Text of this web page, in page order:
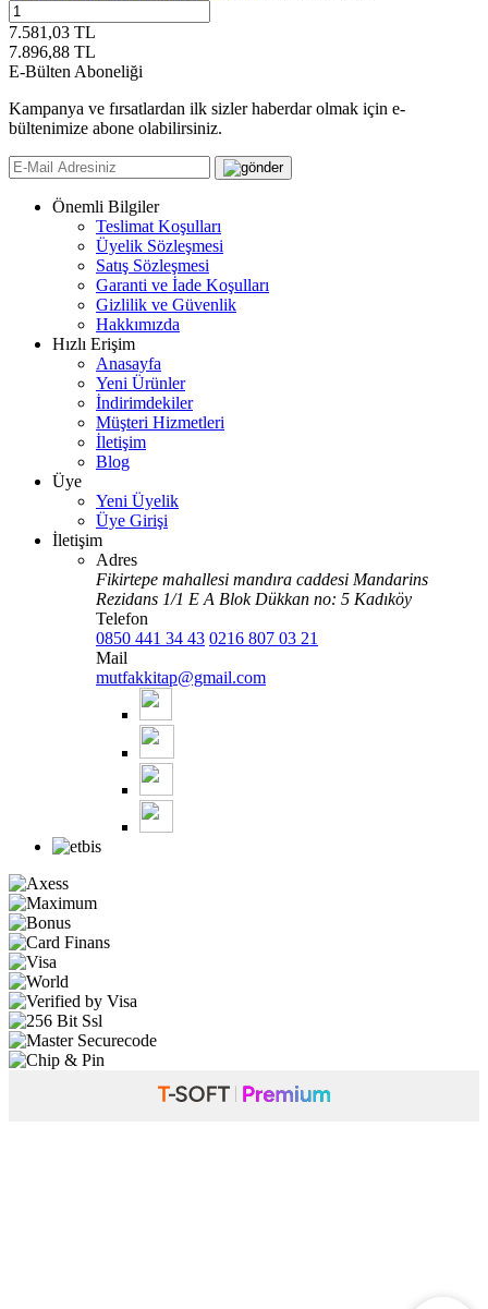
7.581,03 TL
7.896,88 TL
E-Bülten Aboneliği
Kampanya ve fırsatlardan ilk sizler haberdar olmak için e-
bültenimize abone olabilirsiniz.
Önemli Bilgiler
Teslimat Koşulları
Üyelik Sözleşmesi
Satış Sözleşmesi
Garanti ve İade Koşulları
Gizlilik ve Güvenlik
Hakkımızda
Hızlı Erişim
Anasayfa
Yeni Ürünler
İndirimdekiler
Müşteri Hizmetleri
İletişim
Blog
Üye
Yeni Üyelik
Üye Girişi
İletişim
Adres
Fikirtepe mahallesi mandıra caddesi Mandarins
Rezidans 1/1 E A Blok Dükkan no: 5 Kadıköy
Telefon
0850 441 34 43 0216 807 03 21
Mail
mutfakkitap@gmail.com